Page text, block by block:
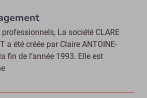
professionnels, La société CLARE
a été créée par Claire ANTOINE-
fin de l’année 1993. Elle est